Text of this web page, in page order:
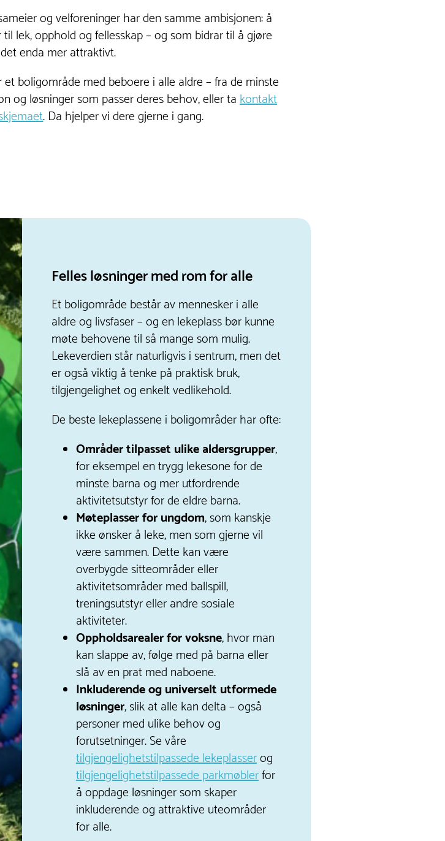
og velforeninger har den samme ambisjonen: å
lek, opphold og fellesskap – og som bidrar til å gjøre
enda mer attraktivt.
boligområde med beboere i alle aldre – fra de minste
og løsninger som passer deres behov, eller takontakt
. Da hjelper vi dere gjerne i gang.
Felles løsninger med rom for alle
Et boligområde består av mennesker i alle
aldre og livsfaser – og en lekeplass bør kunne
møte behovene til så mange som mulig.
Lekeverdien står naturligvis i sentrum, men det
er også viktig å tenke på praktisk bruk,
tilgjengelighet og enkelt vedlikehold.
De beste lekeplassene i boligområder har ofte:
Områder tilpasset ulike aldersgrupper,
for eksempel en trygg lekesone for de
minste barna og mer utfordrende
aktivitetsutstyr for de eldre barna.
Møteplasser for ungdom, som kanskje
ikke ønsker å leke, men som gjerne vil
være sammen. Dette kan være
overbygde sitteområder eller
aktivitetsområder med ballspill,
treningsutstyr eller andre sosiale
aktiviteter.
Oppholdsarealer for voksne, hvor man
kan slappe av, følge med på barna eller
slå av en prat med naboene.
Inkluderende og universelt utformede
løsninger, slik at alle kan delta – også
personer med ulike behov og
forutsetninger. Se våre
tilgjengelighetstilpassede lekeplasserog
tilgjengelighetstilpassede parkmøblerfor
å oppdage løsninger som skaper
inkluderende og attraktive uteområder
for alle.